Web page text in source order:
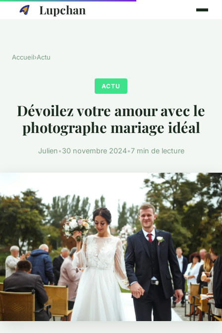
Lupchan
Accueil›Actu
ACTU
Dévoilez votre amour avec le
photographe mariage idéal
Julien•30 novembre 2024•7 min de lecture